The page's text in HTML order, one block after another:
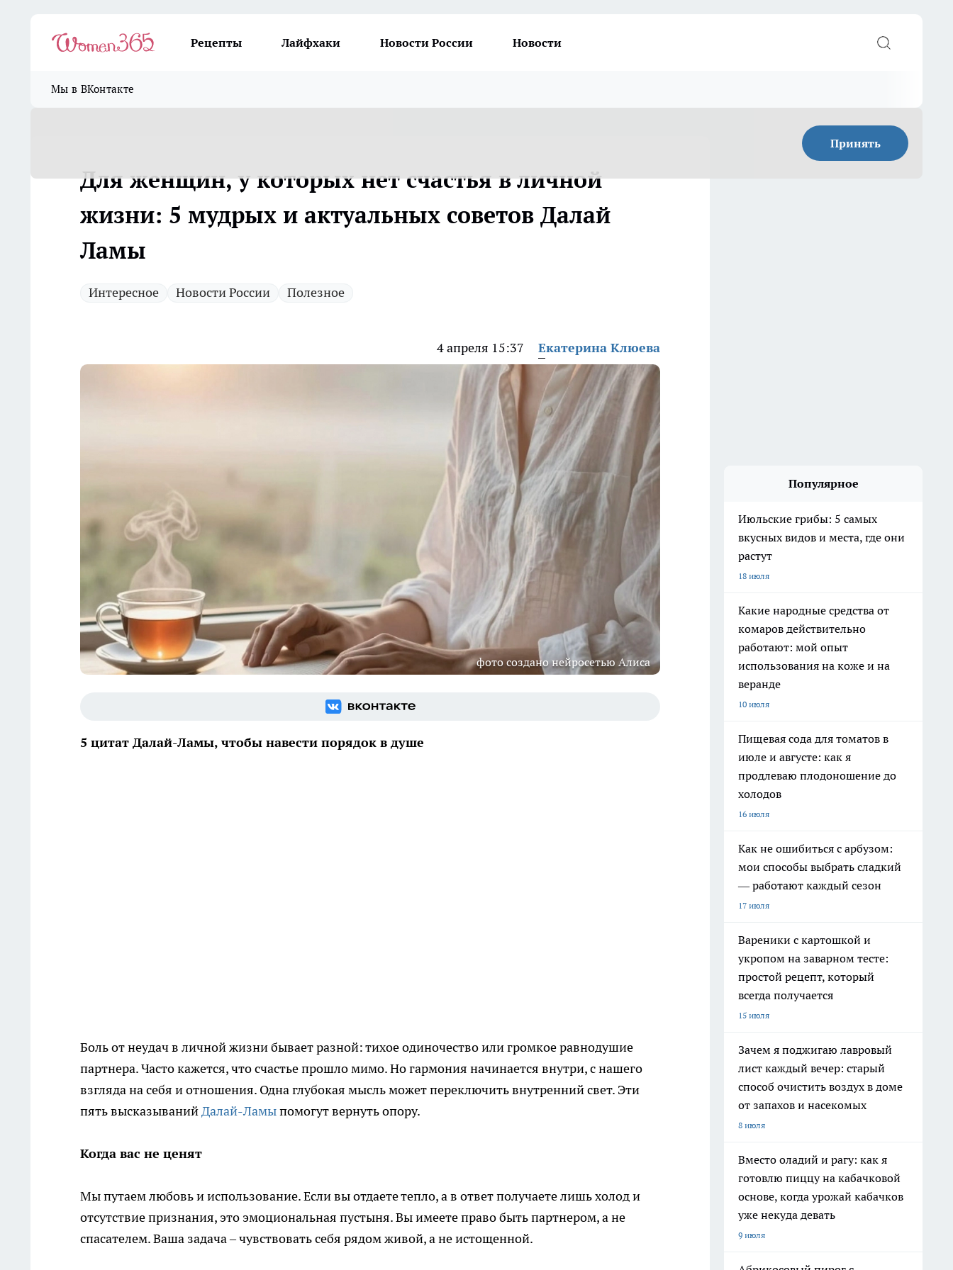
Рецепты Лайфхаки Новости России Новости
Мы в ВКонтакте
Принять
Для женщин, у которых нет счастья в личной
жизни: 5 мудрых и актуальных советов Далай
Ламы
Интересное Новости России Полезное
4 апреля 15:37 Екатерина Клюева
фото создано нейросетью Алиса
5 цитат Далай-Ламы, чтобы навести порядок в душе
Боль от неудач в личной жизни бывает разной: тихое одиночество или громкое равнодушие
партнера. Часто кажется, что счастье прошло мимо. Но гармония начинается внутри, с нашего
взгляда на себя и отношения. Одна глубокая мысль может переключить внутренний свет. Эти
пять высказыванийДалай-Ламыпомогут вернуть опору.
Когда вас не ценят
Мы путаем любовь и использование. Если вы отдаете тепло, а в ответ получаете лишь холод и
отсутствие признания, это эмоциональная пустыня. Вы имеете право быть партнером, а не
спасателем. Ваша задача – чувствовать себя рядом живой, а не истощенной.
Популярное
Июльские грибы: 5 самых
вкусных видов и места, где они
растут
18 июля
Какие народные средства от
комаров действительно
работают: мой опыт
использования на коже и на
веранде
10 июля
Пищевая сода для томатов в
июле и августе: как я
продлеваю плодоношение до
холодов
16 июля
Как не ошибиться с арбузом:
мои способы выбрать сладкий
— работают каждый сезон
17 июля
Вареники с картошкой и
укропом на заварном тесте:
простой рецепт, который
всегда получается
15 июля
Зачем я поджигаю лавровый
лист каждый вечер: старый
способ очистить воздух в доме
от запахов и насекомых
8 июля
Вместо оладий и рагу: как я
готовлю пиццу на кабачковой
основе, когда урожай кабачков
уже некуда девать
9 июля